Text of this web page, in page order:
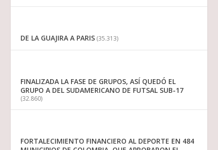
DE LA GUAJIRA A PARIS (35.313)
FINALIZADA LA FASE DE GRUPOS, ASÍ QUEDÓ EL
GRUPO A DEL SUDAMERICANO DE FUTSAL SUB-17
(32.860)
FORTALECIMIENTO FINANCIERO AL DEPORTE EN 484